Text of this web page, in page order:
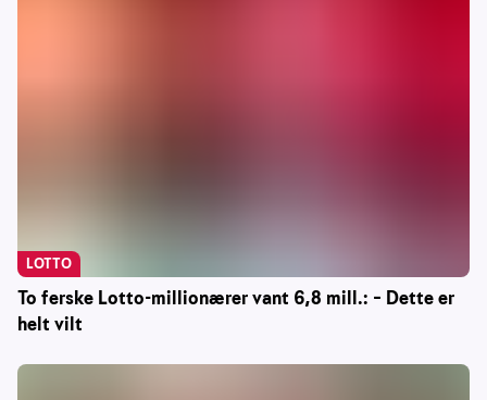
To ferske Lotto-millionærer vant 6,8 mill.: – Dette er
helt vilt
LOTTO